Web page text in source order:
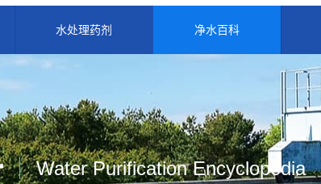
水处理药剂 净水百科
Water Purification Encyclopedia